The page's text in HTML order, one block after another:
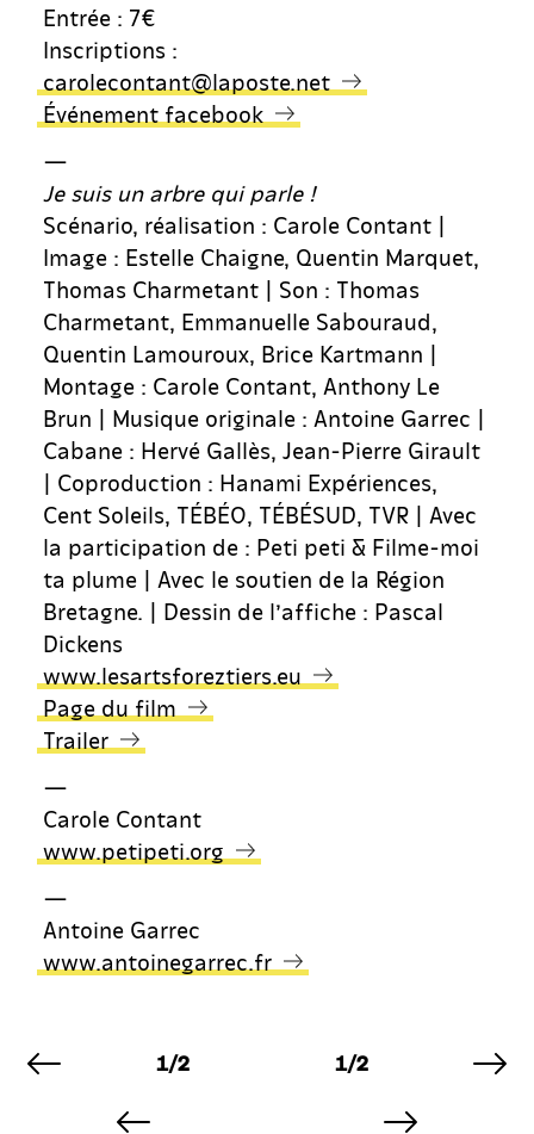
Entrée : 7€
Inscriptions :
carolecontant@laposte.net
Événement facebook
—
Je suis un arbre qui parle !
Scénario, réalisation : Carole Contant |
Image : Estelle Chaigne, Quentin Marquet,
Thomas Charmetant | Son : Thomas
Charmetant, Emmanuelle Sabouraud,
Quentin Lamouroux, Brice Kartmann |
Montage : Carole Contant, Anthony Le
Brun | Musique originale : Antoine Garrec |
Cabane : Hervé Gallès, Jean-Pierre Girault
| Coproduction : Hanami Expériences,
Cent Soleils, TÉBÉO, TÉBÉSUD, TVR | Avec
la participation de : Peti peti & Filme-moi
ta plume | Avec le soutien de la Région
Bretagne. | Dessin de l’affiche : Pascal
Dickens
www.lesartsforeztiers.eu
Page du film
Trailer
—
Carole Contant
www.petipeti.org
—
Antoine Garrec
www.antoinegarrec.fr
image précédente
IMAGE
1/2 IMAGE
1/2 1/
IMAGE
1/2 IMAGE